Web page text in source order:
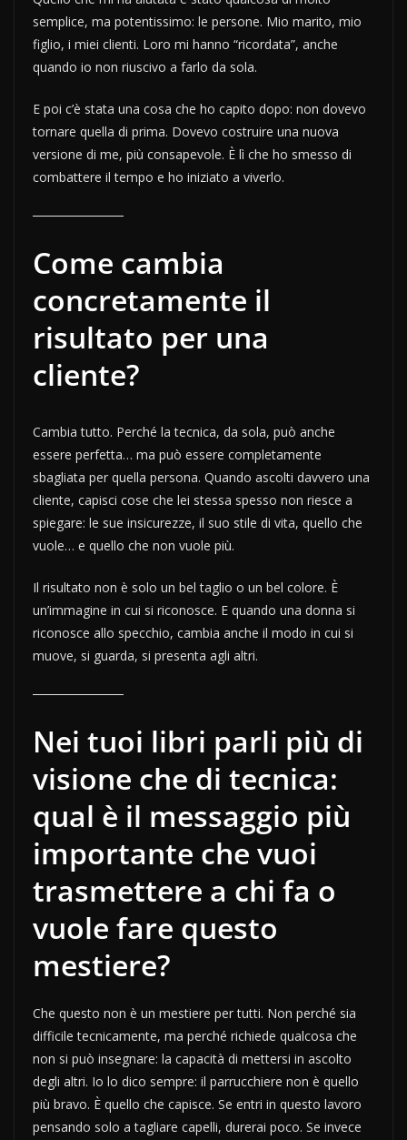
semplice, ma potentissimo: le persone. Mio marito, mio
figlio, i miei clienti. Loro mi hanno “ricordata”, anche
quando io non riuscivo a farlo da sola.
E poi c’è stata una cosa che ho capito dopo: non dovevo
tornare quella di prima. Dovevo costruire una nuova
versione di me, più consapevole. È lì che ho smesso di
combattere il tempo e ho iniziato a viverlo.
Come cambia
concretamente il
risultato per una
cliente?
Cambia tutto. Perché la tecnica, da sola, può anche
essere perfetta… ma può essere completamente
sbagliata per quella persona. Quando ascolti davvero una
cliente, capisci cose che lei stessa spesso non riesce a
spiegare: le sue insicurezze, il suo stile di vita, quello che
vuole… e quello che non vuole più.
Il risultato non è solo un bel taglio o un bel colore. È
un’immagine in cui si riconosce. E quando una donna si
riconosce allo specchio, cambia anche il modo in cui si
muove, si guarda, si presenta agli altri.
Nei tuoi libri parli più di
visione che di tecnica:
qual è il messaggio più
importante che vuoi
trasmettere a chi fa o
vuole fare questo
mestiere?
Che questo non è un mestiere per tutti. Non perché sia
difficile tecnicamente, ma perché richiede qualcosa che
non si può insegnare: la capacità di mettersi in ascolto
degli altri. Io lo dico sempre: il parrucchiere non è quello
più bravo. È quello che capisce. Se entri in questo lavoro
pensando solo a tagliare capelli, durerai poco. Se invece